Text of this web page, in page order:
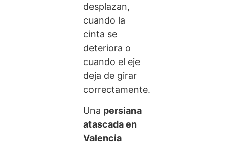
desplazan,
cuando la
cinta se
deteriora o
cuando el eje
deja de girar
correctamente.
Una persiana
atascada en
Valencia